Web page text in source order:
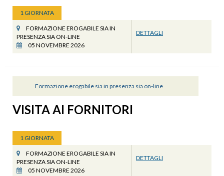
1 GIORNATA
FORMAZIONE EROGABILE SIA IN
PRESENZA SIA ON-LINE
05 NOVEMBRE 2026
DETTAGLI
Formazione erogabile sia in presenza sia on-line
VISITA AI FORNITORI
1 GIORNATA
FORMAZIONE EROGABILE SIA IN
PRESENZA SIA ON-LINE
05 NOVEMBRE 2026
DETTAGLI